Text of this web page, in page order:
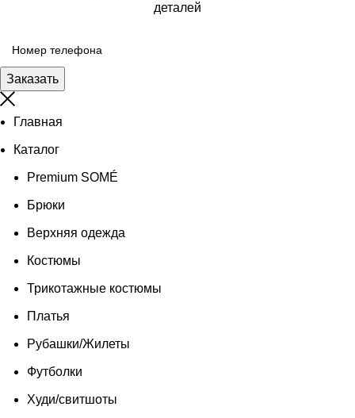
деталей
Заказать
Главная
Каталог
Premium SOMÉ
Брюки
Верхняя одежда
Костюмы
Трикотажные костюмы
Платья
Рубашки/Жилеты
Футболки
Худи/свитшоты